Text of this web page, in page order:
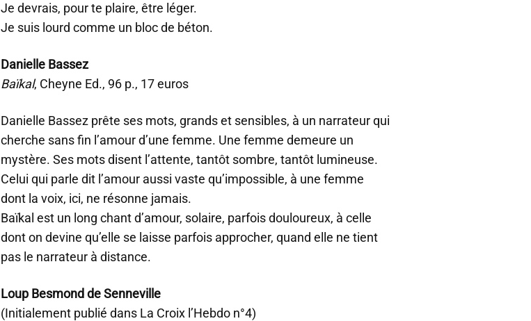
Je devrais, pour te plaire, être léger.
Je suis lourd comme un bloc de béton.
Danielle Bassez
Baïkal, Cheyne Ed., 96 p., 17 euros
Danielle Bassez prête ses mots, grands et sensibles, à un narrateur qui
cherche sans fin l’amour d’une femme. Une femme demeure un
mystère. Ses mots disent l’attente, tantôt sombre, tantôt lumineuse.
Celui qui parle dit l’amour aussi vaste qu’impossible, à une femme
dont la voix, ici, ne résonne jamais.
Baïkal est un long chant d’amour, solaire, parfois douloureux, à celle
dont on devine qu’elle se laisse parfois approcher, quand elle ne tient
pas le narrateur à distance.
Loup Besmond de Senneville
(Initialement publié dans La Croix l’Hebdo n°4)